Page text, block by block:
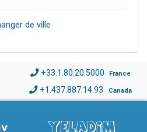
de ville
+33.1.80.20.5000 France
+1.437.887.14.93 Canada